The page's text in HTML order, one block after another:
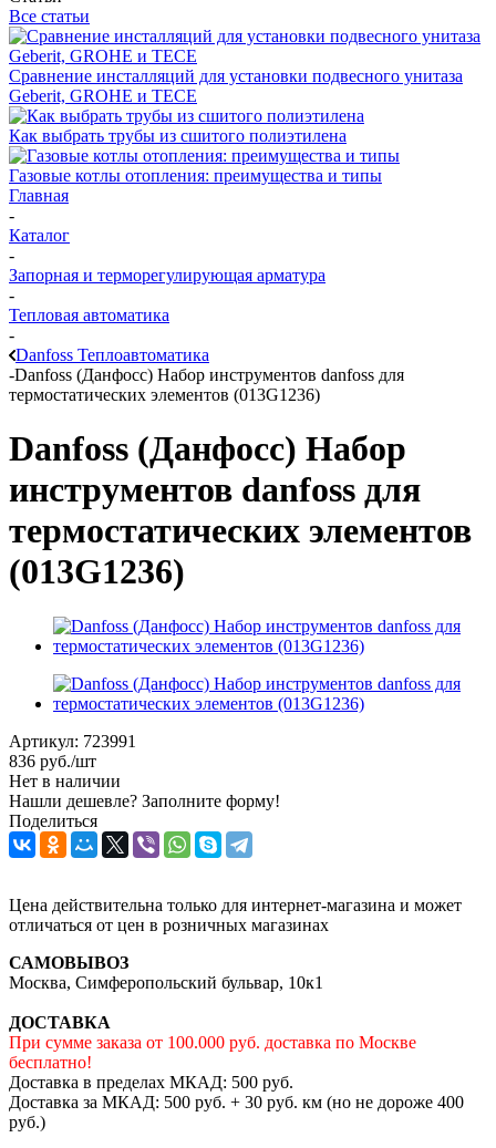
Все статьи
Сравнение инсталляций для установки подвесного унитаза
Geberit, GROHE и TECE
Как выбрать трубы из сшитого полиэтилена
Газовые котлы отопления: преимущества и типы
Главная
-
Каталог
-
Запорная и терморегулирующая арматура
-
Тепловая автоматика
-
Danfoss Теплоавтоматика
-Danfoss (Данфосс) Набор инструментов danfoss для
термостатических элементов (013G1236)
Danfoss (Данфосс) Набор
инструментов danfoss для
термостатических элементов
(013G1236)
Артикул: 723991
836 руб./шт
Нет в наличии
Нашли дешевле? Заполните форму!
Поделиться
Цена действительна только для интернет-магазина и может
отличаться от цен в розничных магазинах
САМОВЫВОЗ
Москва, Симферопольский бульвар, 10к1
ДОСТАВКА
При сумме заказа от 100.000 руб. доставка по Москве
бесплатно!
Доставка в пределах МКАД: 500 руб.
Доставка за МКАД: 500 руб. + 30 руб. км (но не дороже 400
руб.)